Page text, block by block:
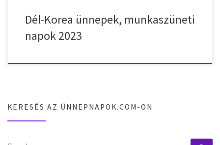
Dél-Korea ünnepek, munkaszüneti
napok 2023
KERESÉS AZ ÜNNEPNAPOK.COM-ON